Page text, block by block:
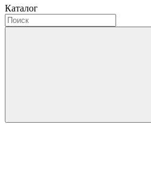
Каталог